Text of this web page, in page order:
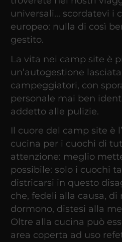
universali... scordatevi i
europeo: nulla di così
gestito.
La vita nei camp site è
un’autogestione
campeggiatori, con
personale mai ben
addetto alle pulizie.
Il cuore del camp site è
cucina per i cuochi di
attenzione: meglio
possibile: solo i cuochi
districarsi in questo
che, fedeli alla causa, di
dormono, distesi alla
Oltre alla cucina può
area coperta ad uso